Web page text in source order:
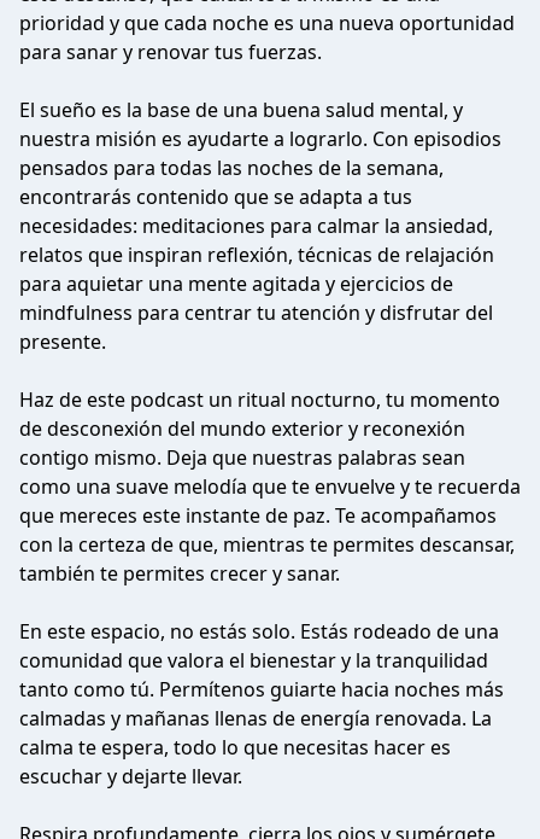
prioridad y que cada noche es una nueva oportunidad
para sanar y renovar tus fuerzas.
El sueño es la base de una buena salud mental, y
nuestra misión es ayudarte a lograrlo. Con episodios
pensados para todas las noches de la semana,
encontrarás contenido que se adapta a tus
necesidades: meditaciones para calmar la ansiedad,
relatos que inspiran reflexión, técnicas de relajación
para aquietar una mente agitada y ejercicios de
mindfulness para centrar tu atención y disfrutar del
presente.
Haz de este podcast un ritual nocturno, tu momento
de desconexión del mundo exterior y reconexión
contigo mismo. Deja que nuestras palabras sean
como una suave melodía que te envuelve y te recuerda
que mereces este instante de paz. Te acompañamos
con la certeza de que, mientras te permites descansar,
también te permites crecer y sanar.
En este espacio, no estás solo. Estás rodeado de una
comunidad que valora el bienestar y la tranquilidad
tanto como tú. Permítenos guiarte hacia noches más
calmadas y mañanas llenas de energía renovada. La
calma te espera, todo lo que necesitas hacer es
escuchar y dejarte llevar.